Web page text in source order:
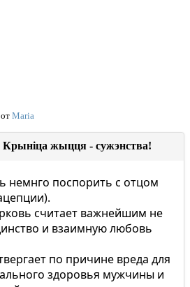
от Maria
Крыніца жыцця - сужэнства!
немнго поспорить с отцом
считает важнейшим не
и взаимную любовь
по причине вреда для
здоровья мужчины и